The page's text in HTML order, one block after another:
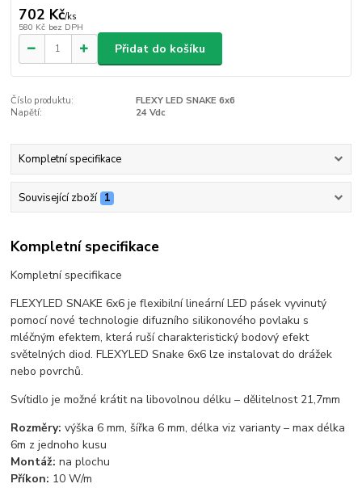
702 Kč/ks
580 Kč bez DPH
Přidat do košíku
Číslo produktu:
FLEXY LED SNAKE 6x6
Napětí:
24 Vdc
Kompletní specifikace
Související zboží 1
Kompletní specifikace
Kompletní specifikace
FLEXYLED SNAKE 6x6 je flexibilní lineární LED pásek vyvinutý
pomocí nové technologie difuzního silikonového povlaku s
mléčným efektem, která ruší charakteristický bodový efekt
světelných diod. FLEXYLED Snake 6x6 lze instalovat do drážek
nebo povrchů.
Svítidlo je možné krátit na libovolnou délku – dělitelnost 21,7mm
Rozměry: výška 6 mm, šířka 6 mm, délka viz varianty – max délka
6m z jednoho kusu
Montáž:na plochu
Příkon: 10 W/m